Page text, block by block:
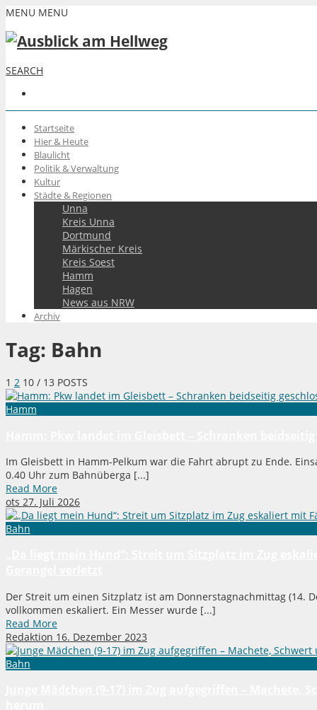
MENU MENU
SEARCH
Startseite
Hier & Heute
Blaulicht
Politik & Verwaltung
Kultur
Städte & Regionen
Unna
Kreis Unna
Dortmund
Märkischer Kreis
Kreis Soest
Hamm
Hagen
News aus NRW
Archiv
Tag: Bahn
1 2 10 / 13 POSTS
Hamm
Im Gleisbett in Hamm-Pelkum war die Fahrt abrupt zu Ende.
0.40 Uhr zum Bahnüberga [...]
Read More
ots 27. Juli 2026
Bahn
Der Streit um einen Sitzplatz ist am Donnerstagnachmittag (14.
vollkommen eskaliert. Ein Messer wurde [...]
Read More
Redaktion 16. Dezember 2023
Bahn